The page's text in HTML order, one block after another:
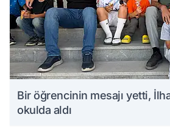
Bir öğrencinin mesajı yetti,
okulda aldı